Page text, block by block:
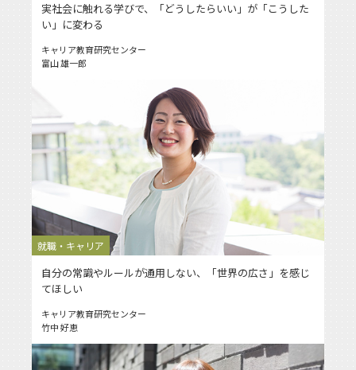
実社会に触れる学びで、「どうしたらいい」が「こうした
い」に変わる
キャリア教育研究センター
富山 雄一郎
就職・キャリア
自分の常識やルールが通用しない、「世界の広さ」を感じ
てほしい
キャリア教育研究センター
竹中 好恵